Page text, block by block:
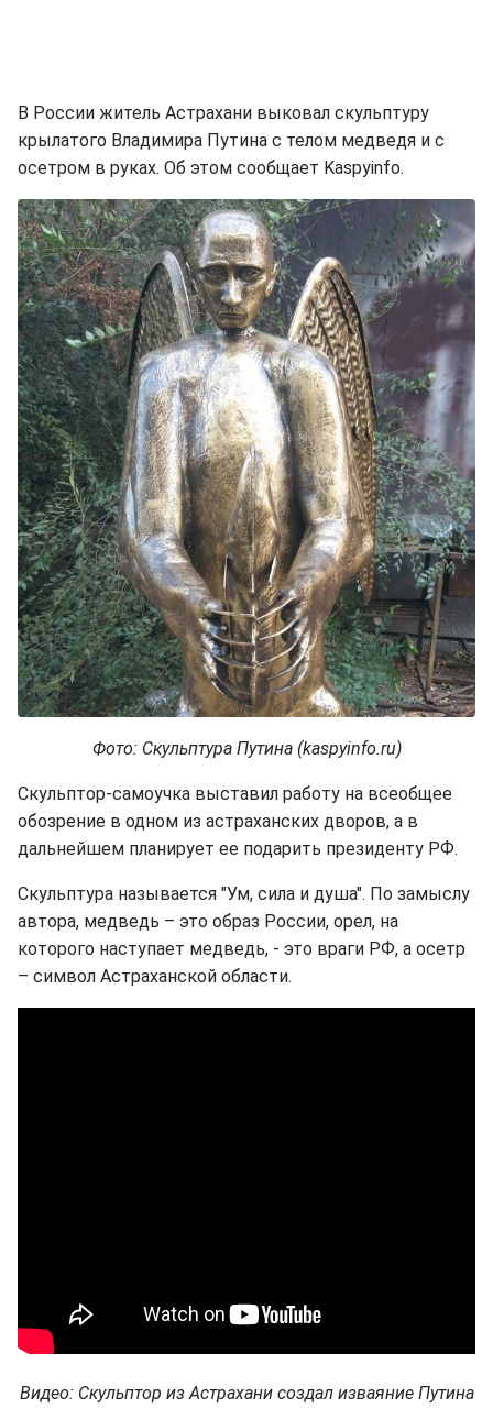
В России житель Астрахани выковал скульптуру
крылатого Владимира Путина с телом медведя и с
осетром в руках. Об этом сообщает Kaspyinfo.
Фото: Скульптура Путина (kaspyinfo.ru)
Скульптор-самоучка выставил работу на всеобщее
обозрение в одном из астраханских дворов, а в
дальнейшем планирует ее подарить президенту РФ.
Скульптура называется "Ум, сила и душа". По замыслу
автора, медведь – это образ России, орел, на
которого наступает медведь, - это враги РФ, а осетр
– символ Астраханской области.
Видео: Скульптор из Астрахани создал изваяние Путина